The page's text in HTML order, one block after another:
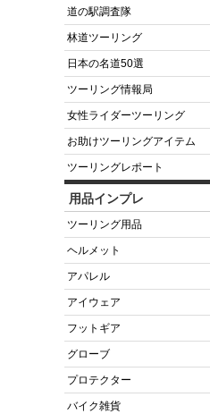
道の駅調査隊
林道ツーリング
日本の名道50選
ツーリング情報局
女性ライダーツーリング
お助けツーリングアイテム
ツーリングレポート
用品インプレ
ツーリング用品
ヘルメット
アパレル
アイウェア
フットギア
グローブ
プロテクター
バイク雑貨